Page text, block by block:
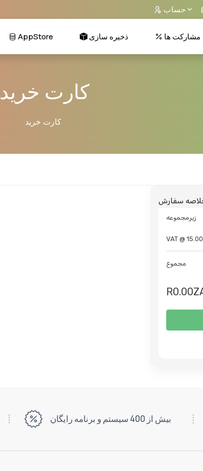
حساب
AppStore ذخیره سازی مشارکت ها
کارت خرید
کارت خرید
سفارش
زیرمجموعه
VAT @
مجموع
بیش از 400 سیستم و برنامه رایگان